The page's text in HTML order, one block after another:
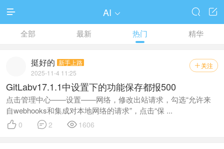
 AI  

全部 最新 热门 精华
 关注
挺好的 新手上路
2025-11-4 11:25
GitLabv17.1.1中设置下的功能保存都报500
点击管理中心——设置——网络，修改出站请求，勾选“允许来
自webhooks和集成对本地网络的请求”，点击“保 ...
 0  2  1606